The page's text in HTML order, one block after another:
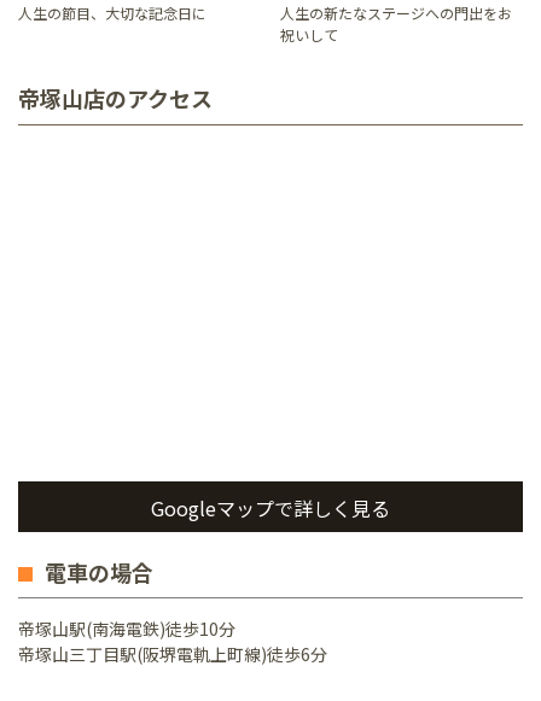
人生の節目、大切な記念日に
人生の新たなステージへの門出をお
祝いして
帝塚山店のアクセス
Googleマップで詳しく見る
電車の場合
帝塚山駅(南海電鉄)徒歩10分
帝塚山三丁目駅(阪堺電軌上町線)徒歩6分